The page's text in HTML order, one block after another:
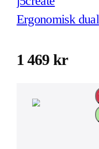
Ergonomisk dual
(JTSA102)
1 469 kr